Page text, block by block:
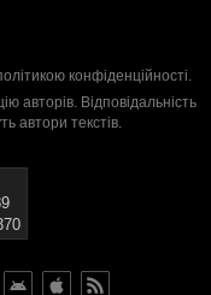
конфіденційності.
авторів. Відповідальність
автори текстів.